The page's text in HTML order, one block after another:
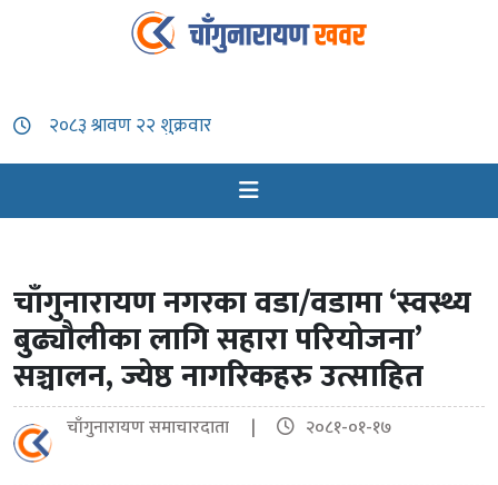
चाँगुनारायण नगरका वडा/वडामा ‘स्वस्थ्य
बुढ्यौलीका लागि सहारा परियोजना’
सञ्चालन, ज्येष्ठ नागरिकहरु उत्साहित
चाँगुनारायण समाचारदाता | २०८१-०१-१७